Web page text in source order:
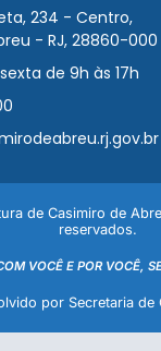
234 - Centro,
- RJ, 28860-000
de 9h às 17h
de Casimiro de
reservados.
VOCÊ E POR VOCÊ,
por Secretaria de